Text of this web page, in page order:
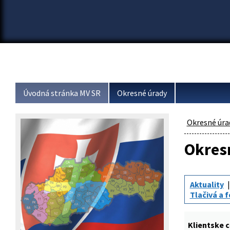
Úvodná stránka MV SR Okresné úrady
Okresné
Aktuality
Tlačivá a
Klientske